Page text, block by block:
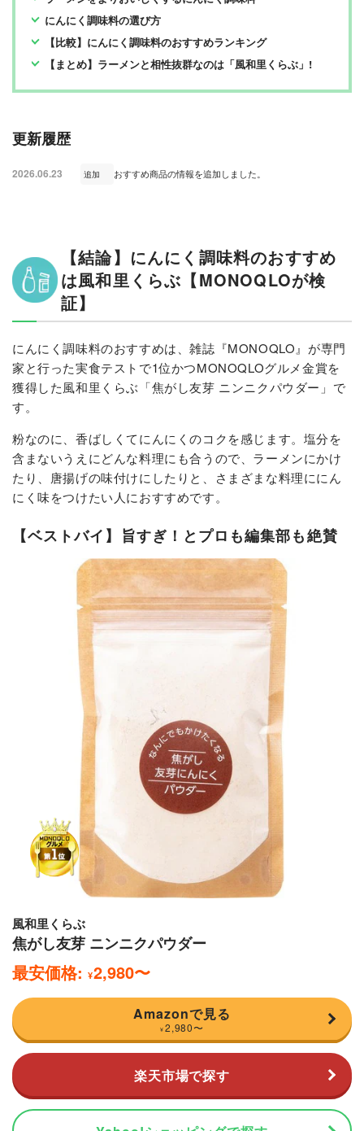
にんにく調味料の選び方
【比較】にんにく調味料のおすすめランキング
【まとめ】ラーメンと相性抜群なのは「風和里くらぶ」!
更新履歴
2026.06.23 追加 おすすめ商品の情報を追加しました。
【結論】にんにく調味料のおすすめ
は風和里くらぶ【MONOQLOが検
証】
にんにく調味料のおすすめは、雑誌『MONOQLO』が専門
家と行った実食テストで1位かつMONOQLOグルメ金賞を
獲得した風和里くらぶ「焦がし友芽 ニンニクパウダー」で
す。
粉なのに、香ばしくてにんにくのコクを感じます。塩分を
含まないうえにどんな料理にも合うので、ラーメンにかけ
たり、唐揚げの味付けにしたりと、さまざまな料理ににん
にく味をつけたい人におすすめです。
【ベストバイ】旨すぎ！とプロも編集部も絶賛
風和里くらぶ
焦がし友芽 ニンニクパウダー
最安価格: ¥2,980〜
Amazonで見る
¥ 2,980〜
楽天市場で探す